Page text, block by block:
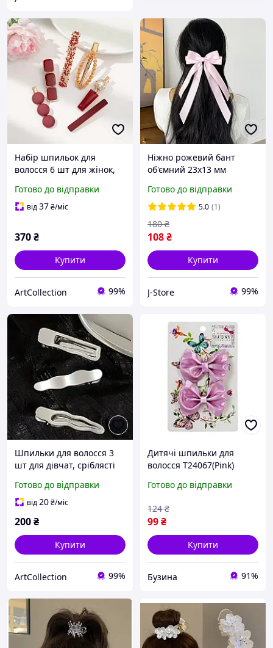
Набір шпильок для
волосся 6 шт для жінок,
затискачі шпильки для
зачісок зі стразами та
Готово до відправки
від37₴/міс
370₴
Купити
ArtСollection 99%
Ніжно рожевий бант
об'ємний 23x13 мм
волосся шпилька для
волосся, жіночий
аксесуар для зачіски
Готово до відправки
5.0 (1)
108₴
180 ₴
Купити
J-Store 99%
Шпильки для волосся 3
шт для дівчат, сріблясті
створення зачісок жіноча
біжутерія, металеві
Готово до відправки
від20₴/міс
200₴
Купити
ArtСollection 99%
Дитячі шпильки для
волосся T24067(Pink)
Готово до відправки
99₴
124 ₴
Купити
Бузина 91%